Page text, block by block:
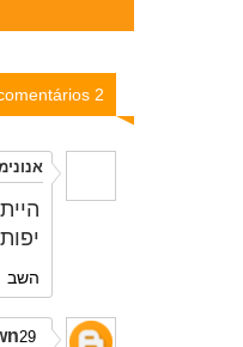
2 comentários:
השב
29 ביולי 2017 בשעה 16:49